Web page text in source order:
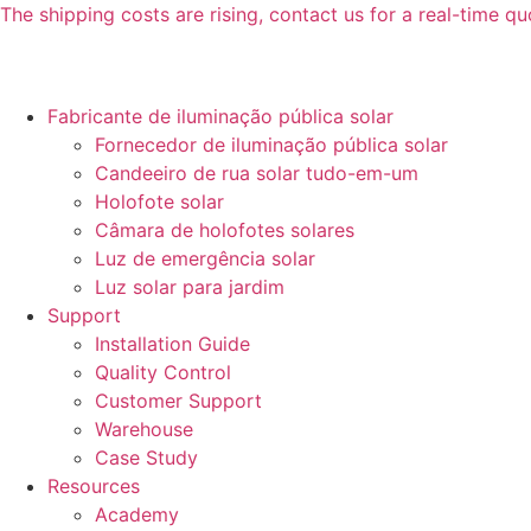
Pular
The shipping costs are rising, contact us for a real-time
Fabricante de iluminação pública solar
Fornecedor de iluminação pública solar
Candeeiro de rua solar tudo-em-um
Holofote solar
Câmara de holofotes solares
Luz de emergência solar
Luz solar para jardim
Support
Installation Guide
Quality Control
Customer Support
Warehouse
Case Study
Resources
Academy